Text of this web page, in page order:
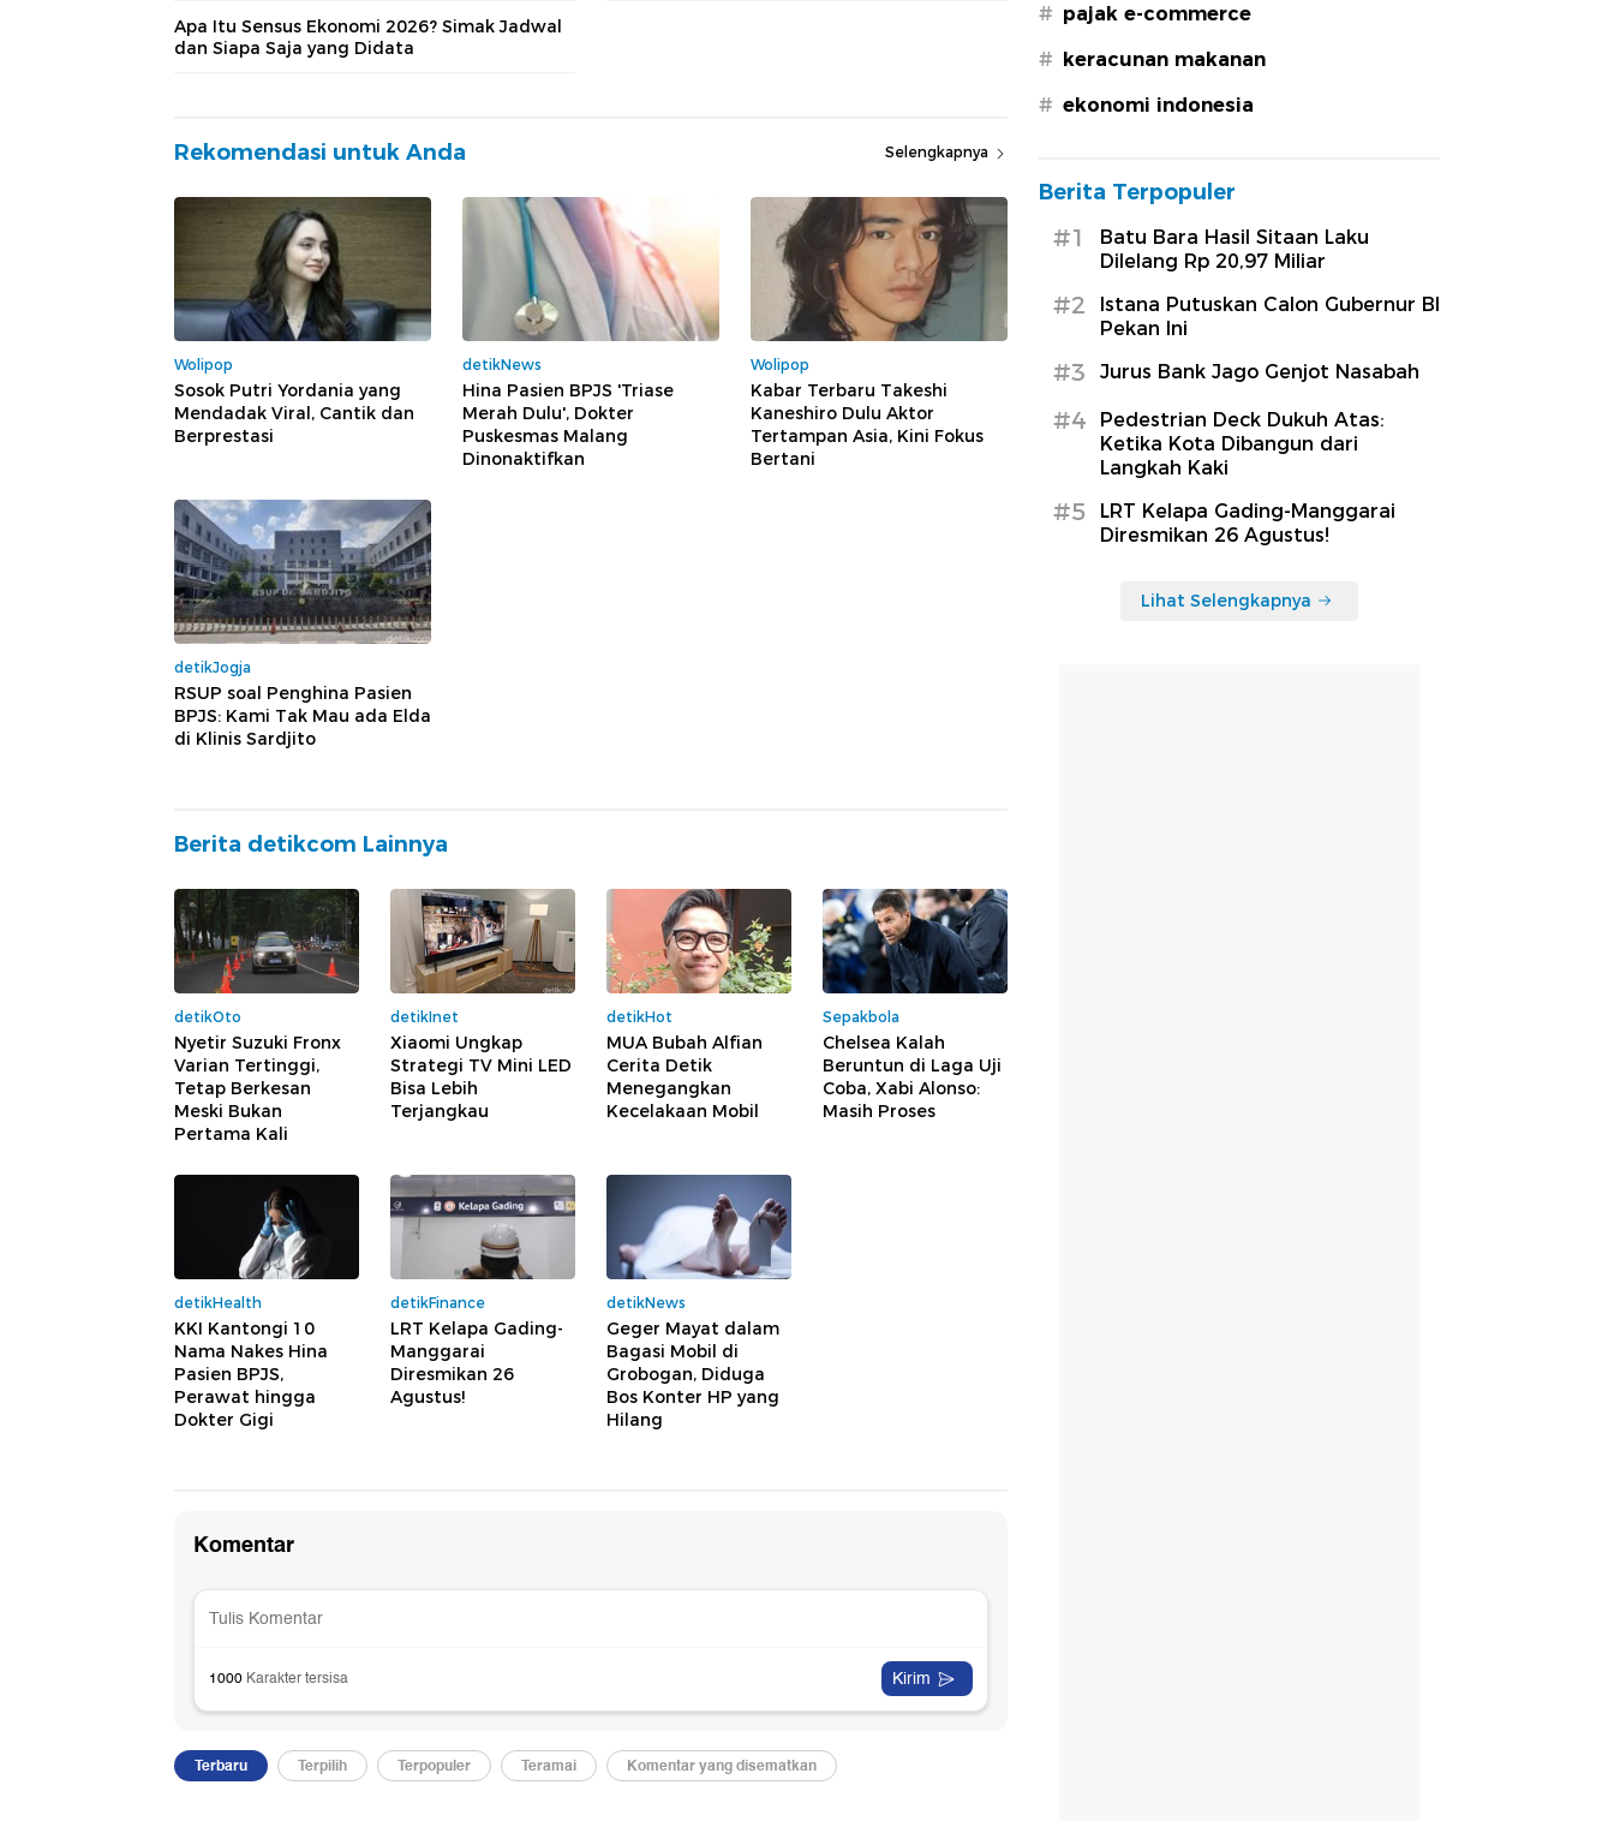
Apa Itu Sensus Ekonomi 2026? Simak Jadwal
dan Siapa Saja yang Didata
Rekomendasi untuk Anda Selengkapnya
Wolipop
Sosok Putri Yordania yang
Mendadak Viral, Cantik dan
Berprestasi
detikNews
Hina Pasien BPJS 'Triase
Merah Dulu', Dokter
Puskesmas Malang
Dinonaktifkan
Wolipop
Kabar Terbaru Takeshi
Kaneshiro Dulu Aktor
Tertampan Asia, Kini Fokus
Bertani
detikJogja
RSUP soal Penghina Pasien
BPJS: Kami Tak Mau ada Elda
di Klinis Sardjito
Berita detikcom Lainnya
detikOto
Nyetir Suzuki Fronx
Varian Tertinggi,
Tetap Berkesan
Meski Bukan
Pertama Kali
detikInet
Xiaomi Ungkap
Strategi TV Mini LED
Bisa Lebih
Terjangkau
detikHot
MUA Bubah Alfian
Cerita Detik
Menegangkan
Kecelakaan Mobil
Sepakbola
Chelsea Kalah
Beruntun di Laga Uji
Coba, Xabi Alonso:
Masih Proses
detikHealth
KKI Kantongi 10
Nama Nakes Hina
Pasien BPJS,
Perawat hingga
Dokter Gigi
detikFinance
LRT Kelapa Gading-
Manggarai
Diresmikan 26
Agustus!
detikNews
Geger Mayat dalam
Bagasi Mobil di
Grobogan, Diduga
Bos Konter HP yang
Hilang
# pajak e-commerce
# keracunan makanan
# ekonomi indonesia
Berita Terpopuler
#1
Batu Bara Hasil Sitaan Laku
Dilelang Rp 20,97 Miliar
#2
Istana Putuskan Calon Gubernur BI
Pekan Ini
#3 Jurus Bank Jago Genjot Nasabah
#4
Pedestrian Deck Dukuh Atas:
Ketika Kota Dibangun dari
Langkah Kaki
#5
LRT Kelapa Gading-Manggarai
Diresmikan 26 Agustus!
Lihat Selengkapnya